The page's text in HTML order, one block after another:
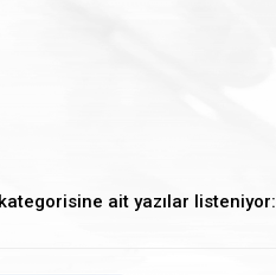
ait yazılar listeniyor: